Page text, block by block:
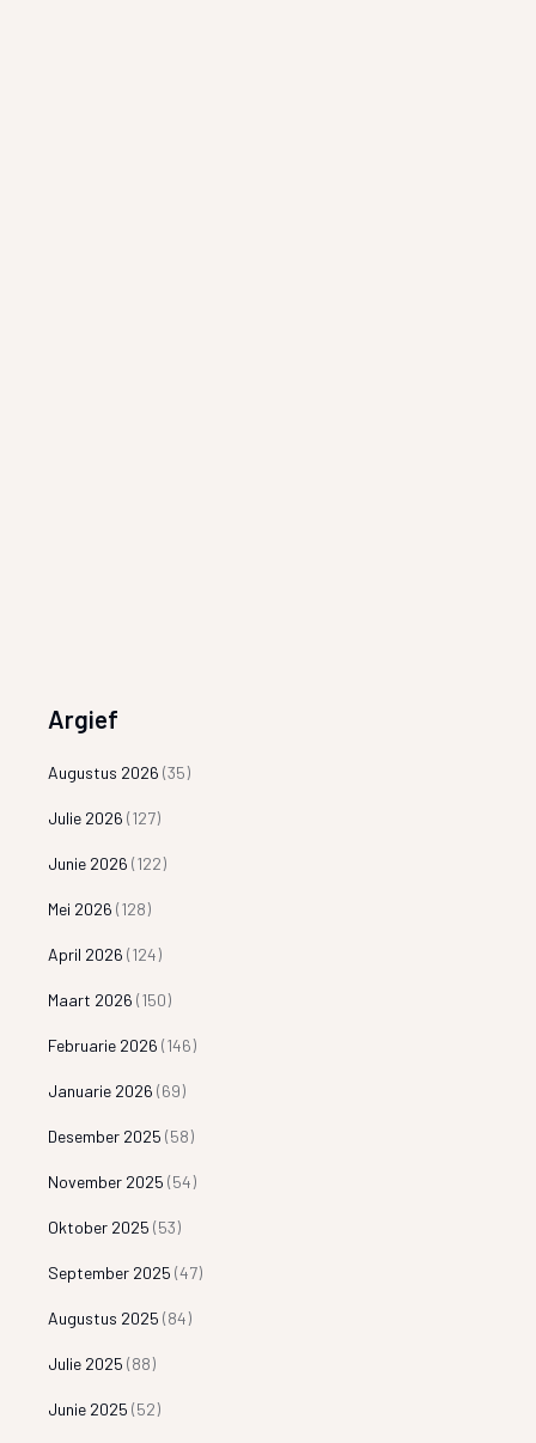
Argief
Augustus 2026 (35)
Julie 2026 (127)
Junie 2026 (122)
Mei 2026 (128)
April 2026 (124)
Maart 2026 (150)
Februarie 2026 (146)
Januarie 2026 (69)
Desember 2025 (58)
November 2025 (54)
Oktober 2025 (53)
September 2025 (47)
Augustus 2025 (84)
Julie 2025 (88)
Junie 2025 (52)